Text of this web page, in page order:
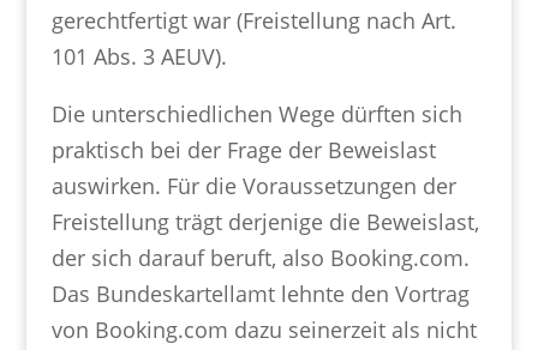
gerechtfertigt war (Freistellung nach Art.
101 Abs. 3 AEUV).
Die unterschiedlichen Wege dürften sich
praktisch bei der Frage der Beweislast
auswirken. Für die Voraussetzungen der
Freistellung trägt derjenige die Beweislast,
der sich darauf beruft, also Booking.com.
Das Bundeskartellamt lehnte den Vortrag
von Booking.com dazu seinerzeit als nicht